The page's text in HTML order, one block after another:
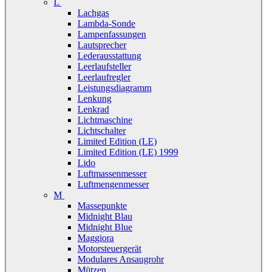
L
Lachgas
Lambda-Sonde
Lampenfassungen
Lautsprecher
Lederausstattung
Leerlaufsteller
Leerlaufregler
Leistungsdiagramm
Lenkung
Lenkrad
Lichtmaschine
Lichtschalter
Limited Edition (LE)
Limited Edition (LE) 1999
Lido
Luftmassenmesser
Luftmengenmesser
M
Massepunkte
Midnight Blau
Midnight Blue
Maggiora
Motorsteuergerät
Modulares Ansaugrohr
Mützen